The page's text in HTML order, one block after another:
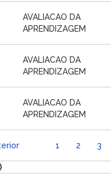
AVALIACAO DA
APRENDIZAGEM
AVALIACAO DA
APRENDIZAGEM
AVALIACAO DA
APRENDIZAGEM
1 2 3